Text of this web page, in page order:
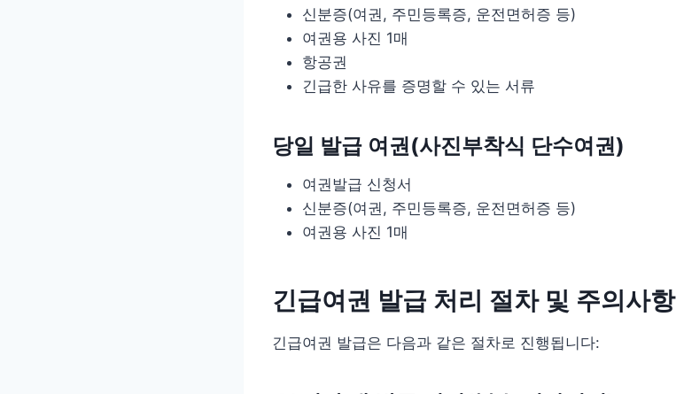
신분증(여권, 주민등록증, 운전면허증 등)
여권용 사진 1매
항공권
긴급한 사유를 증명할 수 있는 서류
당일 발급 여권(사진부착식 단수여권)
여권발급 신청서
신분증(여권, 주민등록증, 운전면허증 등)
여권용 사진 1매
긴급여권 발급 처리 절차 및 주의사항
긴급여권 발급은 다음과 같은 절차로 진행됩니다: